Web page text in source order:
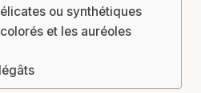
ou synthétiques
et les auréoles